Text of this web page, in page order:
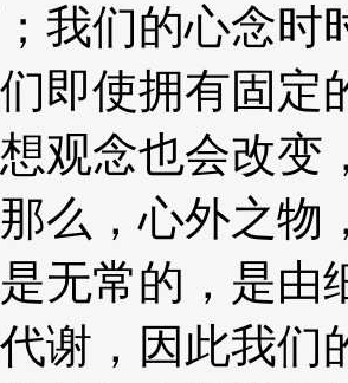
我们的心念时
即使拥有固定
观念也会改变
么，心外之物
无常的，是由
谢，因此我们